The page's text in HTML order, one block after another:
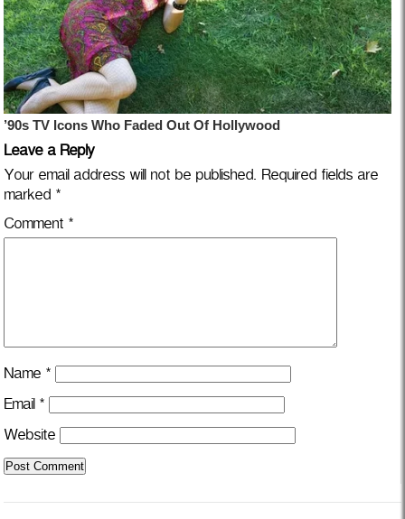
Leave a Reply
Your email address will not be published. Required fields are
marked *
Comment *
Name *
Email *
Website